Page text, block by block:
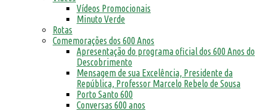
Vídeos Promocionais
Minuto Verde
Rotas
Comemorações dos 600 Anos
Apresentação do programa oficial dos 600 Anos do
Descobrimento
Mensagem de sua Excelência, Presidente da
República, Professor Marcelo Rebelo de Sousa
Porto Santo 600
Conversas 600 anos